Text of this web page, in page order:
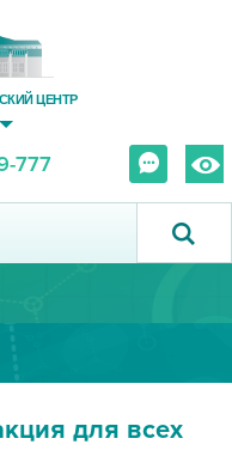
ЦЕНТР
777
для всех